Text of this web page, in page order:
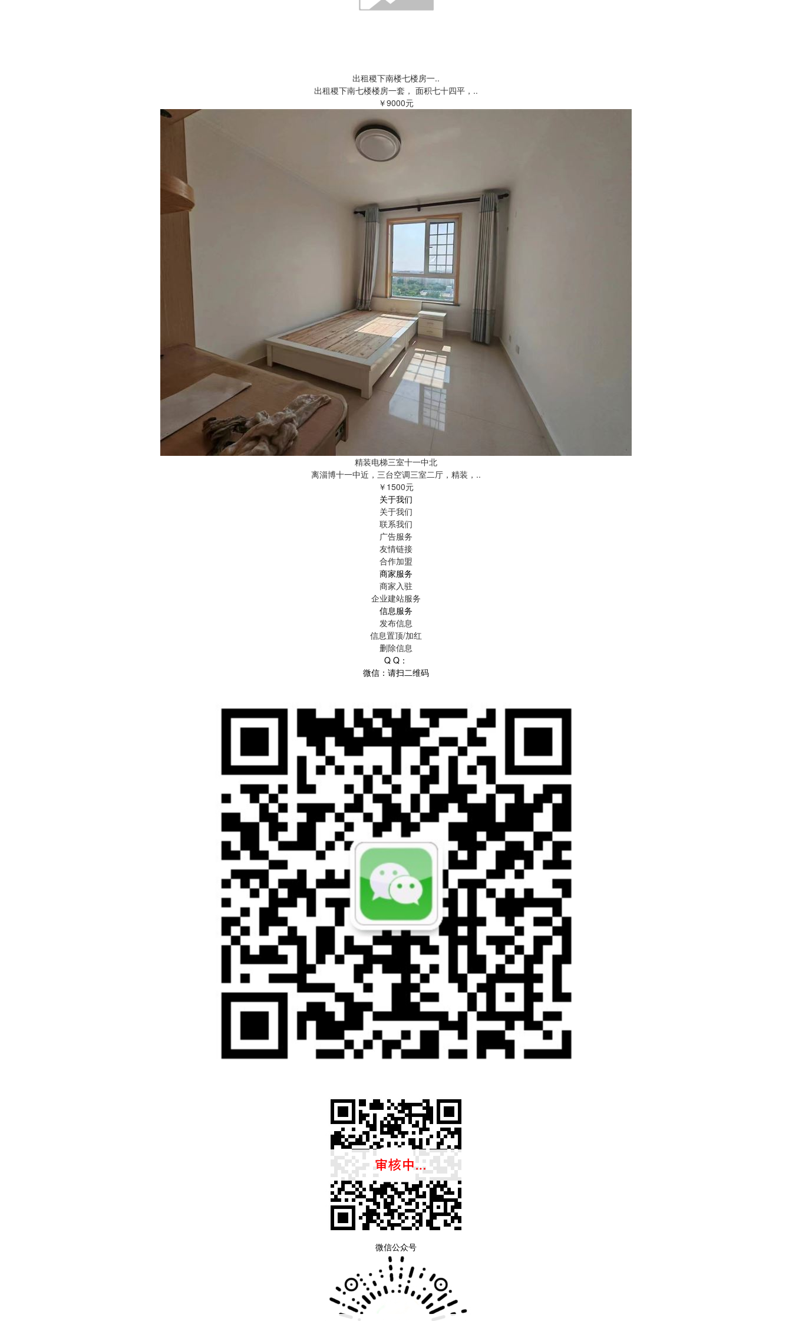
出租稷下南楼七楼房一..
出租稷下南七楼楼房一套， 面积七十四平，..
￥9000元
精装电梯三室十一中北
离淄博十一中近，三台空调三室二厅，精装，..
￥1500元
关于我们
关于我们
联系我们
广告服务
友情链接
合作加盟
商家服务
商家入驻
企业建站服务
信息服务
发布信息
信息置顶/加红
删除信息
Q Q：
微信：请扫二维码
微信公众号